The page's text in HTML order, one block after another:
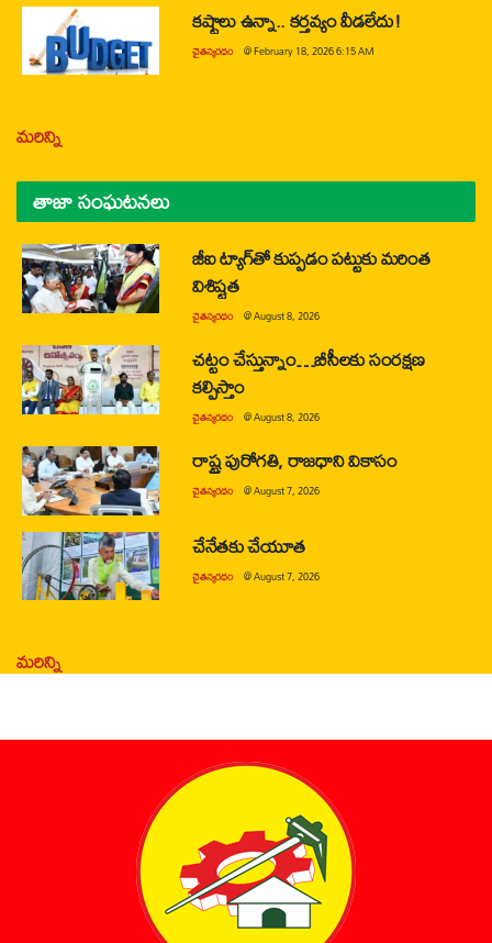
కష్టాలు ఉన్నా.. కర్తవ్యం వీడలేదు!
చైతన్యరధం @February 18, 2026 6:15 AM
మరిన్ని
తాజా సంఘటనలు
జీఐ ట్యాగ్‌తో కుప్పడం పట్టుకు మరింత
విశిష్టత
చైతన్యరధం @August 8, 2026
చట్టం చేస్తున్నాం…బీసీలకు సంరక్షణ
కల్పిస్తాం
చైతన్యరధం @August 8, 2026
రాష్ట్ర పురోగతి, రాజధాని వికాసం
చైతన్యరధం @August 7, 2026
చేనేతకు చేయూత
చైతన్యరధం @August 7, 2026
మరిన్ని